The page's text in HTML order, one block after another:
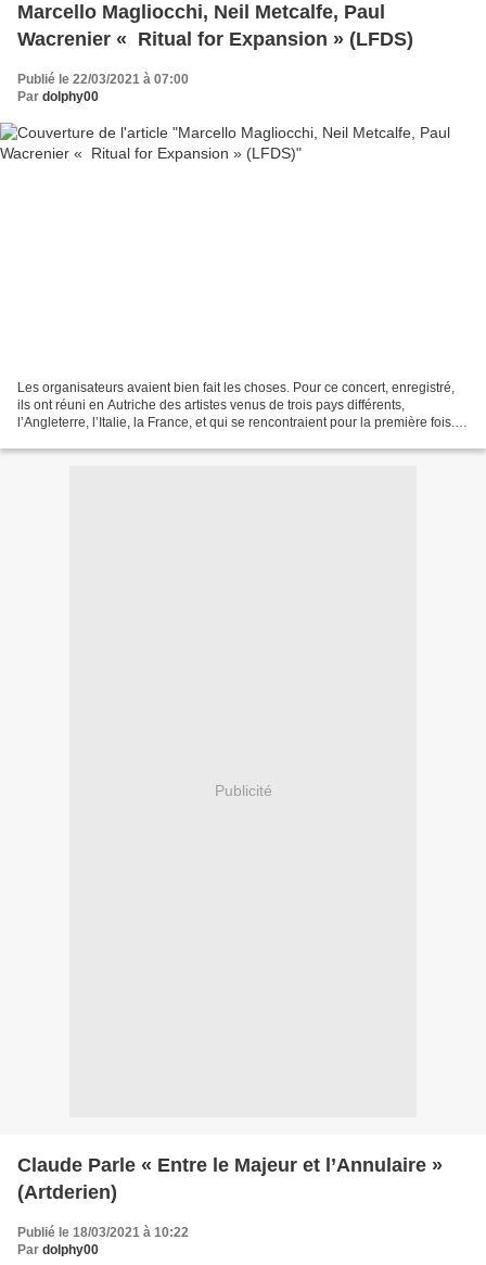
Marcello Magliocchi, Neil Metcalfe, Paul
Wacrenier « Ritual for Expansion » (LFDS)
Publié le 22/03/2021 à 07:00
Par dolphy00
Les organisateurs avaient bien fait les choses. Pour ce concert, enregistré,
ils ont réuni en Autriche des artistes venus de trois pays différents,
l’Angleterre, l’Italie, la France, et qui se rencontraient pour la première fois.
Publicité
Claude Parle « Entre le Majeur et l’Annulaire »
(Artderien)
Publié le 18/03/2021 à 10:22
Par dolphy00